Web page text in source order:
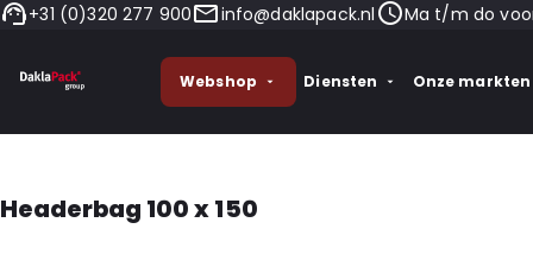
+31 (0)320 277 900 info@daklapack.nl Ma t/m do
Webshop Diensten Onze markten
Headerbag 100 x 150